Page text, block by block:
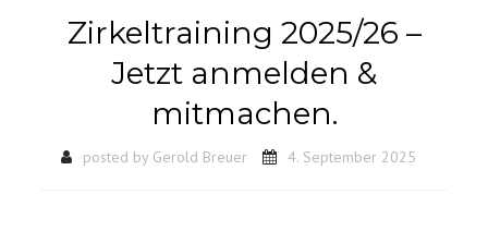
Zirkeltraining 2025/26 –
Jetzt anmelden &
mitmachen.
posted by Gerold Breuer 4. September 2025